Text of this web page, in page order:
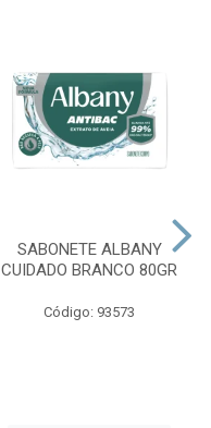
SABONETE ALBANY
CUIDADO BRANCO 80GR
Código: 93573